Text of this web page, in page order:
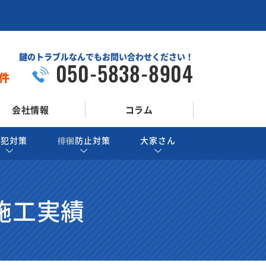
鍵のトラブルなんでもお問い合わせください！
050-5838-8904
会社情報 コラム
対策 徘徊防止対策 大家さん
工実績